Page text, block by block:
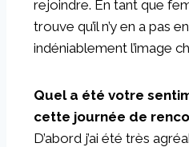
rejoindre. En tant que
trouve qu’il n’y en a pas
indéniablement l’image
Quel a été votre
cette journée de
D’abord j’ai été très